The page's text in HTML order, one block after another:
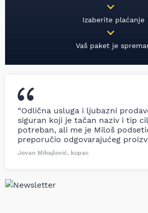
Izaberite plaćanje
Vaš paket je
“Odlična usluga i ljubazni
siguran koji je tačan naziv i tip
potreban, ali me je Miloš
preporučio odgovarajućeg
Jovan Mihajlović, kupac